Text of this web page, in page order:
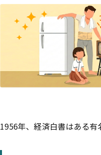
1956年、経済白書はある有